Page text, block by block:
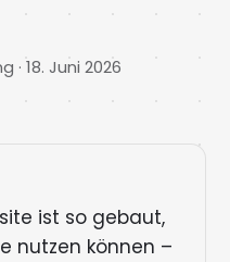
·18. Juni 2026
ist so gebaut,
nutzen können –